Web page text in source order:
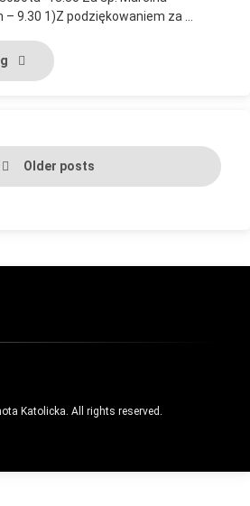
9.30 1)Z podziękowaniem za …
Ogłoszenia na Marzec
Older posts
Katolicka. All rights reserved.